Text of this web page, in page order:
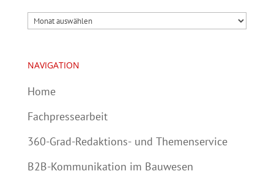
Archiv
NAVIGATION
Home
Fachpressearbeit
360-Grad-Redaktions- und Themenservice
B2B-Kommunikation im Bauwesen